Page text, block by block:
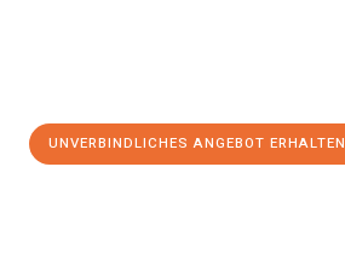
UNVERBINDLICHES ANGEBOT ERHALTEN